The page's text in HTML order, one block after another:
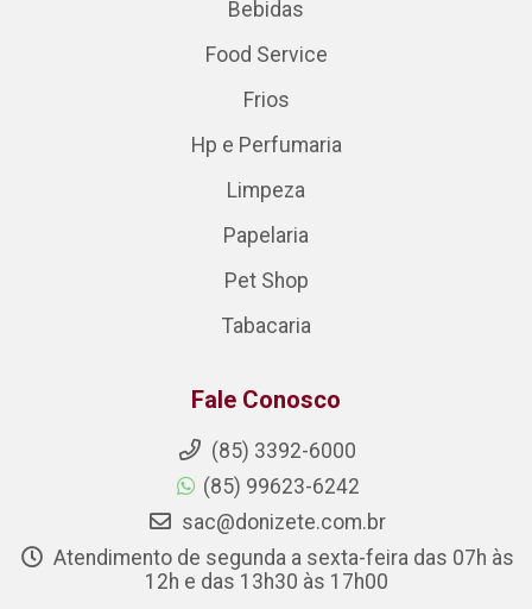
Bebidas
Food Service
Frios
Hp e Perfumaria
Limpeza
Papelaria
Pet Shop
Tabacaria
Fale Conosco
(85) 3392-6000
(85) 99623-6242
sac@donizete.com.br
Atendimento de segunda a sexta-feira das 07h às
12h e das 13h30 às 17h00